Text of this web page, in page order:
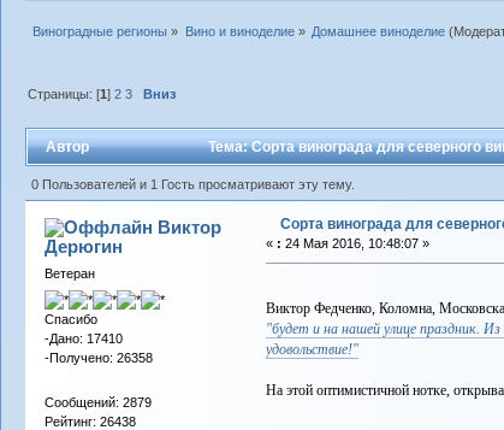
Виноградные регионы » Вино и виноделие» Домашнее виноделие
Страницы: [1]2 3 Вниз
Автор Тема: Сорта винограда для северного
0 Пользователей и 1 Гость просматривают эту тему.
Виктор
Дерюгин
Ветеран
Спасибо
-Дано: 17410
-Получено: 26358
Сообщений: 2879
Рейтинг: 26438
Сорта винограда для
« : 24 Мая 2016, 10:48:07 »
Виктор Федченко, Коломна,
"будет и на нашей улице праздник.
удовольствие!"
На этой оптимистичной нотке,